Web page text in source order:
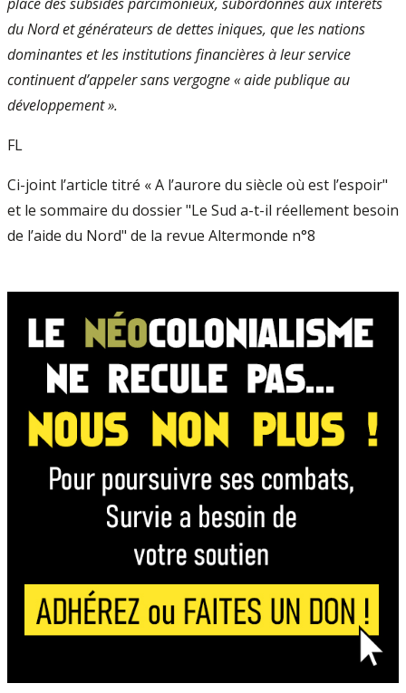
du Nord et générateurs de dettes iniques, que les nations
dominantes et les institutions financières à leur service
continuent d’appeler sans vergogne « aide publique au
développement ».
FL
Ci-joint l’article titré « A l’aurore du siècle où est l’espoir"
et le sommaire du dossier "Le Sud a-t-il réellement besoin
de l’aide du Nord" de la revue Altermonde n°8